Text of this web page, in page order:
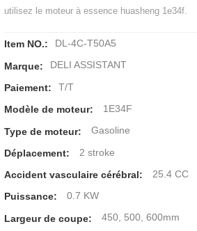
utilisez le moteur à essence huasheng 1e34f.
Item NO.: DL-4C-T50A5
Marque: DELI ASSISTANT
Paiement: T/T
Modèle de moteur: 1E34F
Type de moteur: Gasoline
Déplacement: 2 stroke
Accident vasculaire cérébral: 25.4 CC
Puissance: 0.7 KW
Largeur de coupe: 450, 500, 600mm